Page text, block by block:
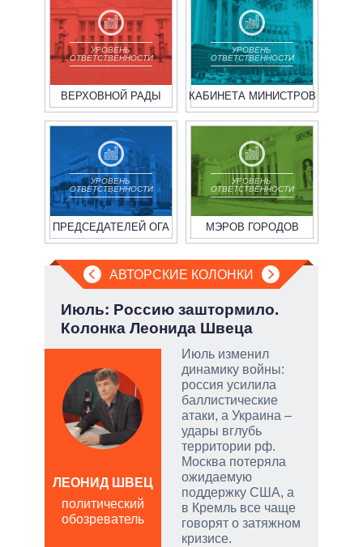
УРОВЕНЬ
ОТВЕТСТВЕННОСТИ
ВЕРХОВНОЙ РАДЫ
УРОВЕНЬ
ОТВЕТСТВЕННОСТИ
КАБИНЕТА МИНИСТРОВ
УРОВЕНЬ
ОТВЕТСТВЕННОСТИ
ПРЕДСЕДАТЕЛЕЙ ОГА
УРОВЕНЬ
ОТВЕТСТВЕННОСТИ
МЭРОВ ГОРОДОВ
АВТОРСКИЕ КОЛОНКИ
Июль: Россию заштормило.
Колонка Леонида Швеца
Июль изменил
динамику войны:
россия усилила
баллистические
атаки, а Украина –
удары вглубь
территории рф.
Москва потеряла
ожидаемую
поддержку США, а
в Кремль все чаще
говорят о затяжном
кризисе.
ЛЕОНИД ШВЕЦ
политический
обозреватель